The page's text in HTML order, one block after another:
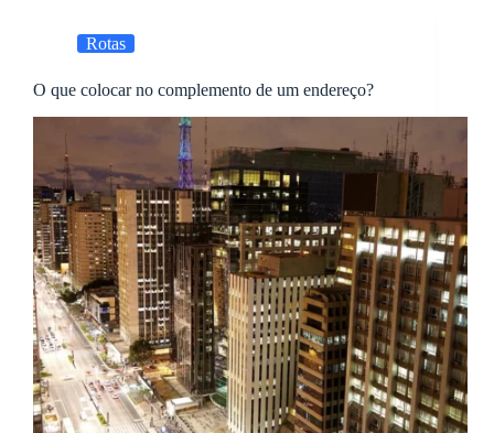
Rotas
O que colocar no complemento de um endereço?